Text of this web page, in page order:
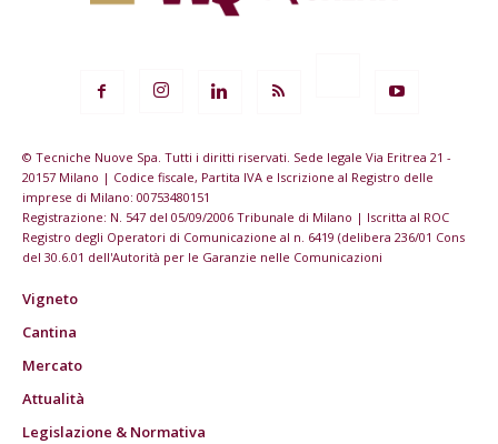
© Tecniche Nuove Spa. Tutti i diritti riservati. Sede legale Via Eritrea 21 -
20157 Milano | Codice fiscale, Partita IVA e Iscrizione al Registro delle
imprese di Milano: 00753480151
Registrazione: N. 547 del 05/09/2006 Tribunale di Milano | Iscritta al ROC
Registro degli Operatori di Comunicazione al n. 6419 (delibera 236/01 Cons
del 30.6.01 dell'Autorità per le Garanzie nelle Comunicazioni
Vigneto
Cantina
Mercato
Attualità
Legislazione & Normativa